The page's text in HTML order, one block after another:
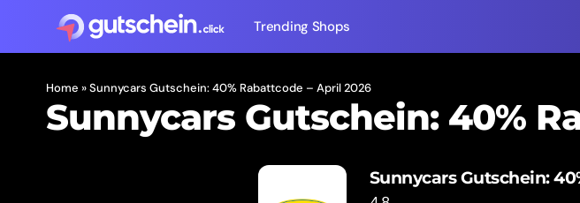
Trending Shops
Sunnycars Gutschein: 40%
Home »Sunnycars Gutschein: 40% Rabattcode – April 2026
Sunnycars Gutschein: